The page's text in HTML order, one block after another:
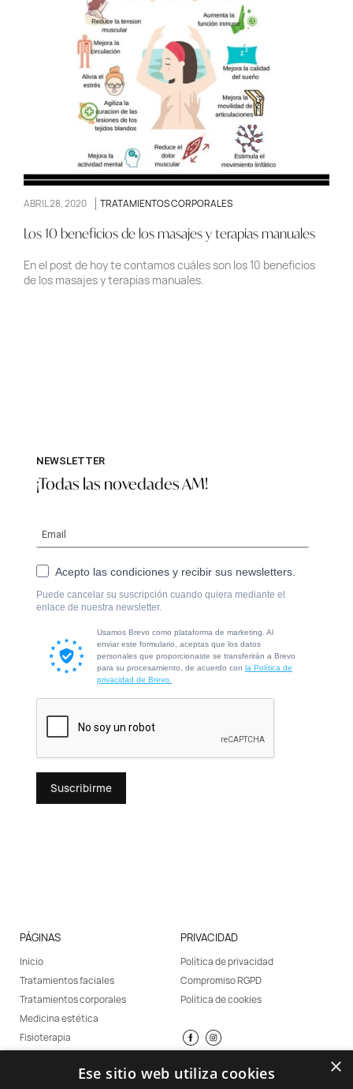
ABRIL 28, 2020 TRATAMIENTOS CORPORALES
Los 10 beneficios de los masajes y terapias manuales
En el post de hoy te contamos cuáles son los 10 beneficios
de los masajes y terapias manuales.
NEWSLETTER
¡Todas las novedades AM!
Acepto las condiciones y recibir sus newsletters.
Puede cancelar su suscripción cuando quiera mediante el
enlace de nuestra newsletter.
Usamos Brevo como plataforma de marketing. Al
enviar este formulario, aceptas que los datos
personales que proporcionaste se transferirán a Brevo
para su procesamiento, de acuerdo con la Política de
privacidad de Brevo.
Suscribirme
PÁGINAS
Inicio
Tratamientos faciales
Tratamientos corporales
Medicina estética
Fisioterapia
Consejos Ana Manao
PRIVACIDAD
Política de privacidad
Compromiso RGPD
Política de cookies
×
Ese sitio web utiliza cookies